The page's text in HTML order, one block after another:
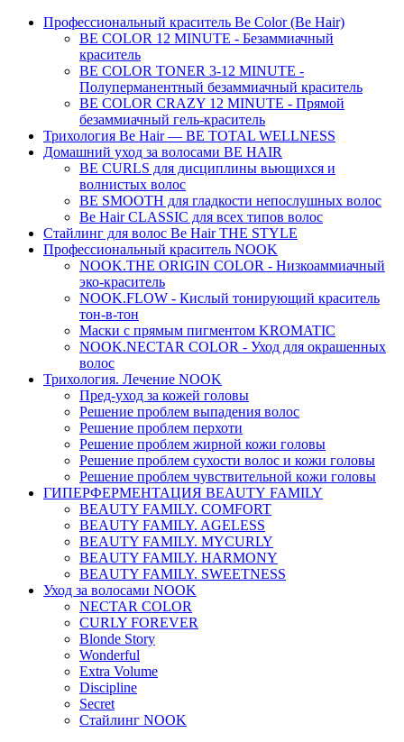
Профессиональный краситель Be Color (Be Hair)
BE COLOR 12 MINUTE - Безаммиачный
краситель
BE COLOR TONER 3-12 MINUTE -
Полуперманентный безаммиачный краситель
BE COLOR CRAZY 12 MINUTE - Прямой
безаммиачный гель-краситель
Трихология Be Hair — BE TOTAL WELLNESS
Домашний уход за волосами BE HAIR
BE CURLS для дисциплины вьющихся и
волнистых волос
BE SMOOTH для гладкости непослушных волос
Be Hair CLASSIC для всех типов волос
Стайлинг для волос Be Hair THE STYLE
Профессиональный краситель NOOK
NOOK.THE ORIGIN COLOR - Низкоаммиачный
эко-краситель
NOOK.FLOW - Кислый тонирующий краситель
тон-в-тон
Маски с прямым пигментом KROMATIC
NOOK.NECTAR COLOR - Уход для окрашенных
волос
Трихология. Лечение NOOK
Пред-уход за кожей головы
Решение проблем выпадения волос
Решение проблем перхоти
Решение проблем жирной кожи головы
Решение проблем сухости волос и кожи головы
Решение проблем чувствительной кожи головы
ГИПЕРФЕРМЕНТАЦИЯ BEAUTY FAMILY
BEAUTY FAMILY. COMFORT
BEAUTY FAMILY. AGELESS
BEAUTY FAMILY. MYCURLY
BEAUTY FAMILY. HARMONY
BEAUTY FAMILY. SWEETNESS
Уход за волосами NOOK
NECTAR COLOR
CURLY FOREVER
Blonde Story
Wonderful
Extra Volume
Discipline
Secret
Стайлинг NOOK